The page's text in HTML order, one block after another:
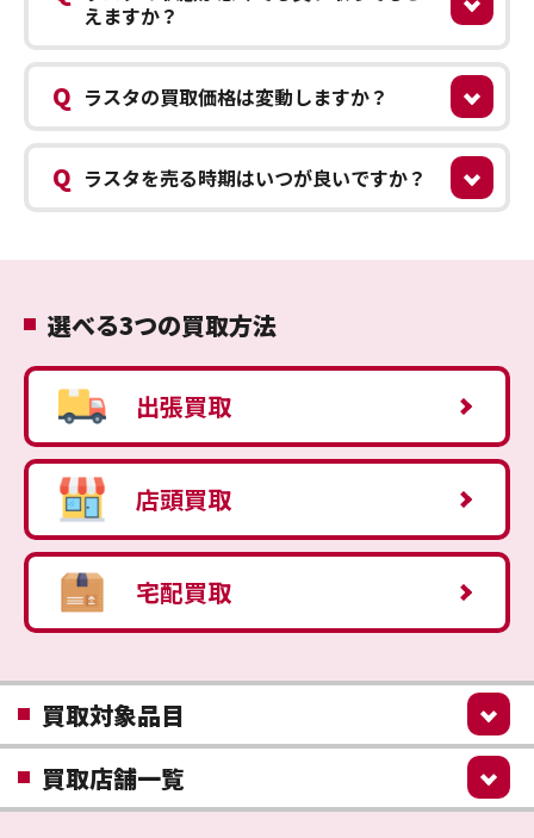
えますか？
Q ラスタの買取価格は変動しますか？
Q ラスタを売る時期はいつが良いですか？
選べる3つの買取方法
出張買取
店頭買取
宅配買取
買取対象品目
買取店舗一覧